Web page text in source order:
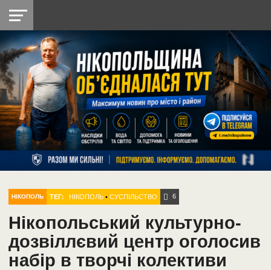
НІКОПОЛЬ
РАЙОН
СІЧЕСЛАВСЬКА
УКРАЇНА
РЕТРО
НІКОПОЛЬ
ЛАЙТ
УКРАЇНА
ДОПОМОГА
РАДІО
НІКОПОЛЬ ТЕГ: НІКОПОЛЬ •СУСПІЛЬСТВО 6
Нікопольський культурно-
дозвіллєвий центр оголосив
набір в творчі колективи